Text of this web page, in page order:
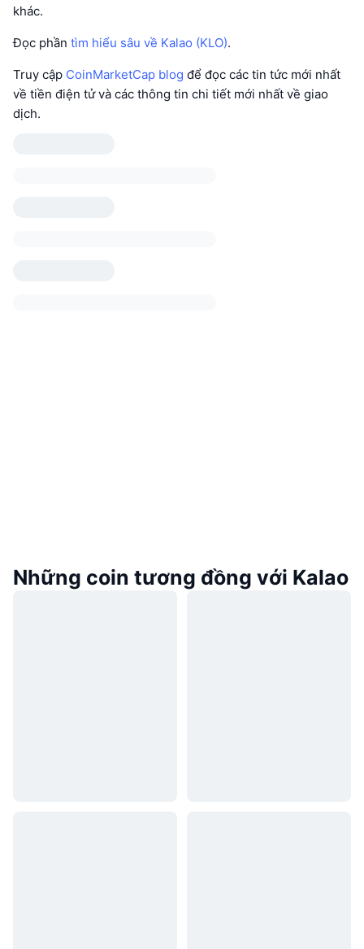
khác.
Đọc phần tìm hiểu sâu về Kalao (KLO).
Truy cập CoinMarketCap blog để đọc các tin tức mới nhất
về tiền điện tử và các thông tin chi tiết mới nhất về giao
dịch.
Những coin tương đồng với Kalao